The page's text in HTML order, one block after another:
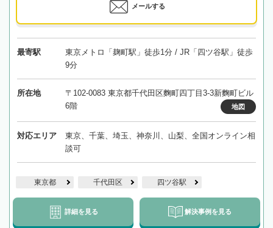
メールする
最寄駅
東京メトロ「麹町駅」徒歩1分 / JR「四ツ谷駅」徒歩
9分
所在地
〒102-0083 東京都千代田区麴町四丁目3-3新麴町ビル
6階
地図
対応エリア
東京、千葉、埼玉、神奈川、山梨、全国オンライン相
談可
東京都 千代田区 四ツ谷駅
詳細を見る 解決事例を見る